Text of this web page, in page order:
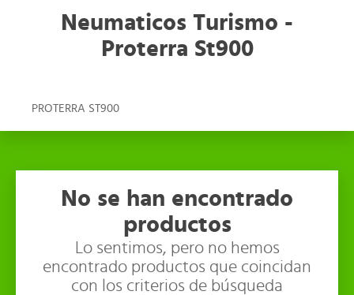
Neumaticos Turismo -
Proterra St900
PROTERRA ST900
No se han encontrado
productos
Lo sentimos, pero no hemos
encontrado productos que coincidan
con los criterios de búsqueda